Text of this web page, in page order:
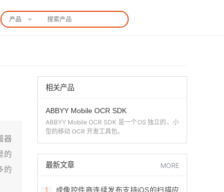
产品
器
的
的
相关产品
ABBYY Mobile OCR SDK
ABBYY Mobile OCR SDK 是一个OS 独立的、小
型的移动 OCR 开发工具包。
最新文章 MORE
1
成像控件商连续发布支持iOS的扫描应